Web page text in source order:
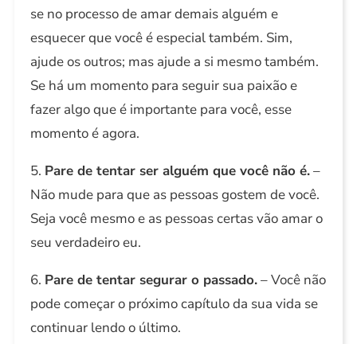
se no processo de amar demais alguém e
esquecer que você é especial também. Sim,
ajude os outros; mas ajude a si mesmo também.
Se há um momento para seguir sua paixão e
fazer algo que é importante para você, esse
momento é agora.
5. Pare de tentar ser alguém que você não é.–
Não mude para que as pessoas gostem de você.
Seja você mesmo e as pessoas certas vão amar o
seu verdadeiro eu.
6. Pare de tentar segurar o passado.– Você não
pode começar o próximo capítulo da sua vida se
continuar lendo o último.